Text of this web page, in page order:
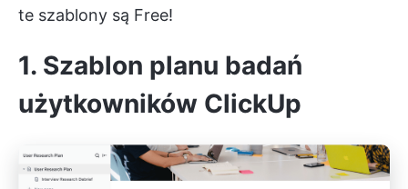
te szablony są Free!
1. Szablon planu badań
użytkowników ClickUp